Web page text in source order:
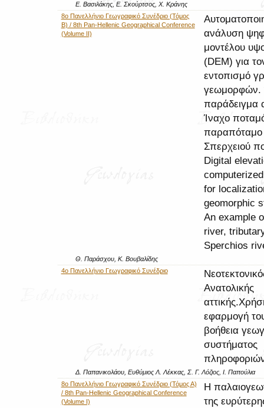
Ε. Βασιλάκης, Ε. Σκούρτσος, Χ. Κράνης
8ο Πανελλήνιο Γεωγραφικό Συνέδριο (Τόμος
Β) / 8th Pan-Hellenic Geographical Conference
(Volume II)
ανάλυση
μοντέλου
(DEM) για
εντοπισμό
γεωμορφών.
παράδειγμα
Ίναχο
παραπόταμο
Σπερχειού
Digital
for
geomorphic
An example
river,
Sperchios
Θ. Παράσχου, Κ. Βουβαλίδης
4ο Πανελλήνιο Γεωγραφικό Συνέδριο
Ανατολικής
εφαρμογή
βοήθεια
συστήματος
Δ. Παπανικολάου, Ευθύμιος Λ. Λέκκας, Σ. Γ. Λόζιος, Ι. Παπούλια
8ο Πανελλήνιο Γεωγραφικό Συνέδριο (Τόμος Α)
/ 8th Pan-Hellenic Geographical Conference
(Volume I)
Η
της